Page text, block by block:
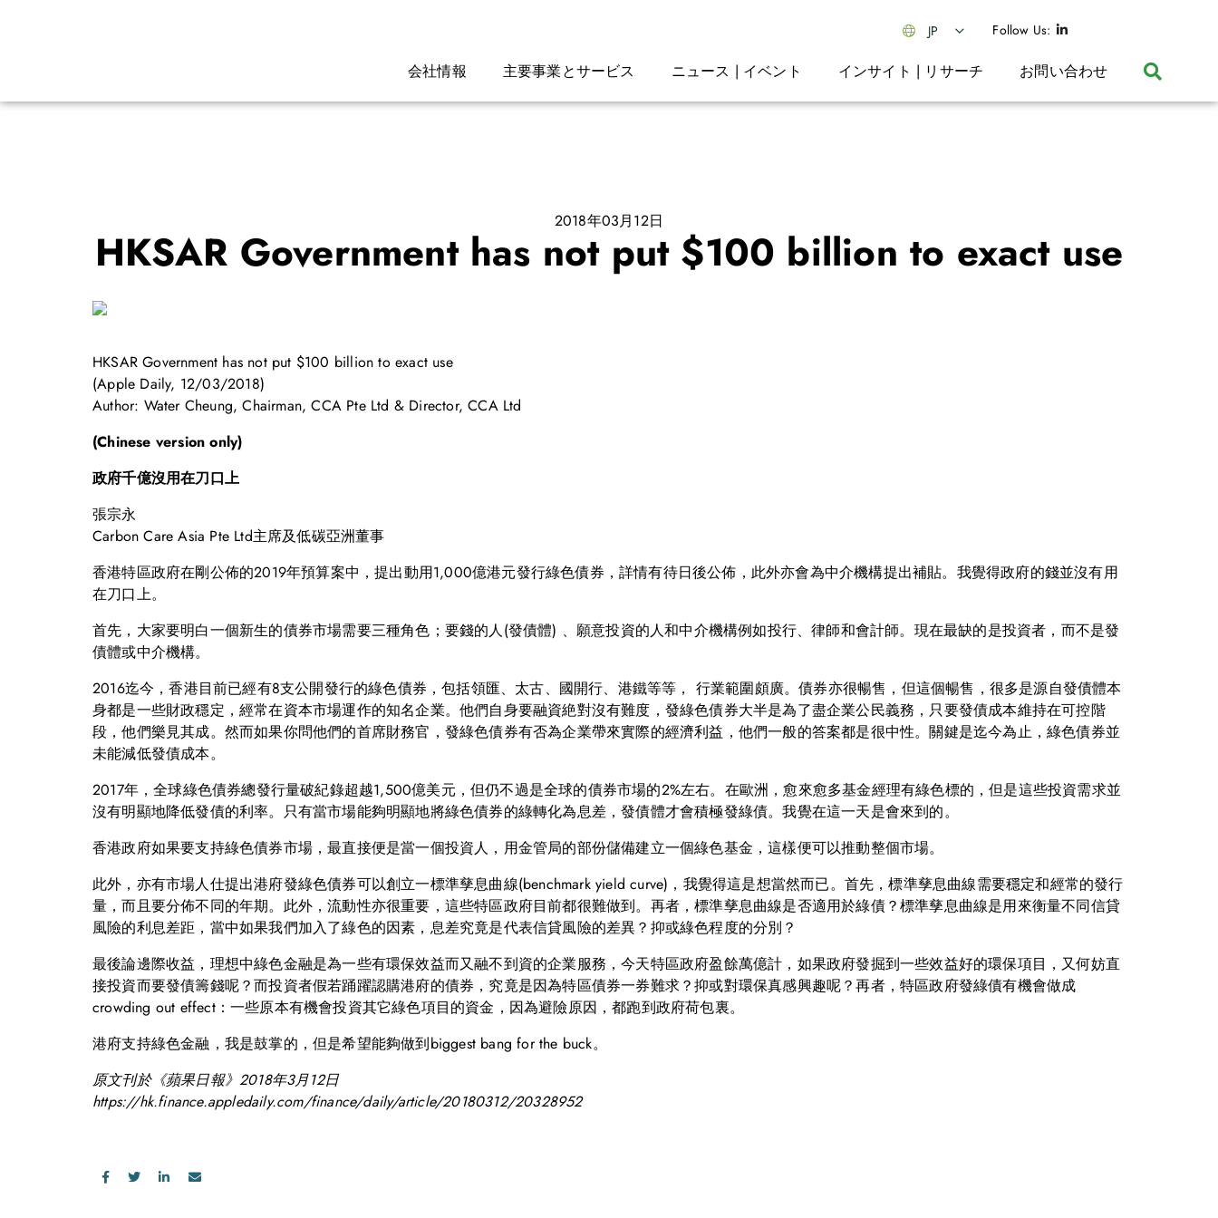
JP Follow Us:
会社情報 主要事業とサービス ニュース | イベント インサイト | リサーチ お問い合わせ
2018年03月12日
HKSAR Government has not put $100 billion to exact use
HKSAR Government has not put $100 billion to exact use
(Apple Daily, 12/03/2018)
Author: Water Cheung, Chairman, CCA Pte Ltd & Director, CCA Ltd
(Chinese version only)
政府千億沒用在刀口上
張宗永
Carbon Care Asia Pte Ltd主席及低碳亞洲董事
香港特區政府在剛公佈的2019年預算案中，提出動用1,000億港元發行綠色債券，詳情有待日後公佈，此外亦會為中介機構提出補貼。我覺得政府的錢並沒有用
在刀口上。
首先，大家要明白一個新生的債券市場需要三種角色；要錢的人(發債體) 、願意投資的人和中介機構例如投行、律師和會計師。現在最缺的是投資者，而不是發
債體或中介機構。
2016迄今，香港目前已經有8支公開發行的綠色債券，包括領匯、太古、國開行、港鐵等等， 行業範圍頗廣。債券亦很暢售，但這個暢售，很多是源自發債體本
身都是一些財政穩定，經常在資本市場運作的知名企業。他們自身要融資絶對沒有難度，發綠色債券大半是為了盡企業公民義務，只要發債成本維持在可控階
段，他們樂見其成。然而如果你問他們的首席財務官，發綠色債券有否為企業帶來實際的經濟利益，他們一般的答案都是很中性。關鍵是迄今為止，綠色債券並
未能減低發債成本。
2017年，全球綠色債券總發行量破紀錄超越1,500億美元，但仍不過是全球的債券市場的2%左右。在歐洲，愈來愈多基金經理有綠色標的，但是這些投資需求並
沒有明顯地降低發債的利率。只有當市場能夠明顯地將綠色債券的綠轉化為息差，發債體才會積極發綠債。我覺在這一天是會來到的。
香港政府如果要支持綠色債券市場，最直接便是當一個投資人，用金管局的部份儲備建立一個綠色基金，這樣便可以推動整個市場。
此外，亦有市場人仕提出港府發綠色債券可以創立一標準孳息曲線(benchmark yield curve)，我覺得這是想當然而已。首先，標準孳息曲線需要穩定和經常的發行
量，而且要分佈不同的年期。此外，流動性亦很重要，這些特區政府目前都很難做到。再者，標準孳息曲線是否適用於綠債？標準孳息曲線是用來衡量不同信貸
風險的利息差距，當中如果我們加入了綠色的因素，息差究竟是代表信貸風險的差異？抑或綠色程度的分別？
最後論邊際收益，理想中綠色金融是為一些有環保效益而又融不到資的企業服務，今天特區政府盈餘萬億計，如果政府發掘到一些效益好的環保項目，又何妨直
接投資而要發債籌錢呢？而投資者假若踊躍認購港府的債券，究竟是因為特區債券一券難求？抑或對環保真感興趣呢？再者，特區政府發綠債有機會做成
crowding out effect：一些原本有機會投資其它綠色項目的資金，因為避險原因，都跑到政府荷包裏。
港府支持綠色金融，我是鼓掌的，但是希望能夠做到biggest bang for the buck。
原文刊於《蘋果日報》2018年3月12日
https://hk.finance.appledaily.com/finance/daily/article/20180312/20328952